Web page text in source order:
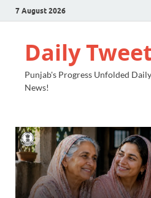
7 August 2026
Daily
Punjab's Progress Unfolded
News!